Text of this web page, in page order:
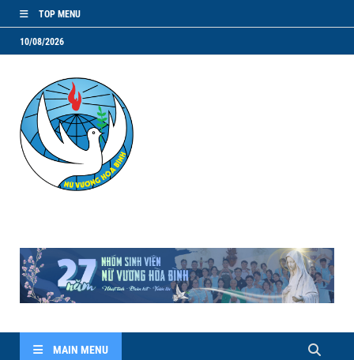
TOP MENU
10/08/2026
MAIN MENU